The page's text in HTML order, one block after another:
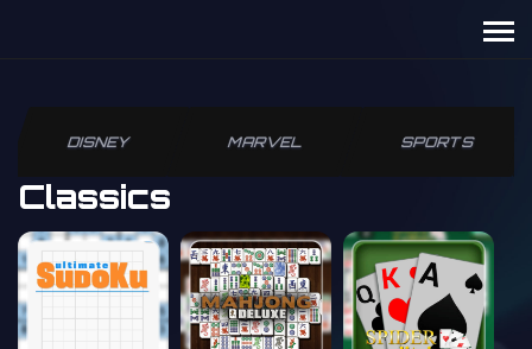
DISNEY MARVEL SPORTS
Classics